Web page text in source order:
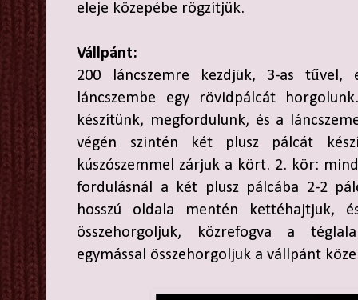
eleje közepébe rögzítjük.
Vállpánt:
200 láncszemre kezdjük, 3-as
láncszembe egy rövidpálcát
készítünk, megfordulunk, és a
végén szintén két plusz pálcát
kúszószemmel zárjuk a kört. 2. kör:
fordulásnál a két plusz pálcába 2-2
hosszú oldala mentén kettéhajtjuk,
összehorgoljuk, közrefogva a
egymással összehorgoljuk a vállpánt